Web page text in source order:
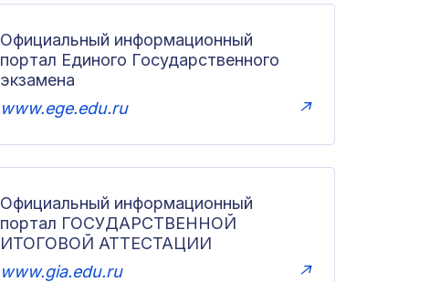
Официальный информационный
портал Единого Государственного
экзамена
www.ege.edu.ru
↗
Официальный информационный
портал ГОСУДАРСТВЕННОЙ
ИТОГОВОЙ АТТЕСТАЦИИ
www.gia.edu.ru
↗